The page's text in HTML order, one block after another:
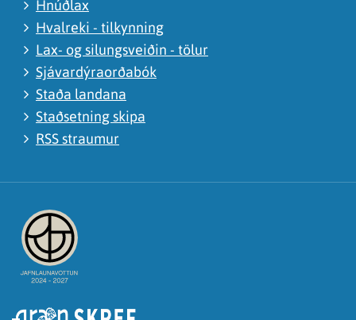
Hnúðlax
Hvalreki - tilkynning
Lax- og silungsveiðin - tölur
Sjávardýraorðabók
Staða landana
Staðsetning skipa
RSS straumur